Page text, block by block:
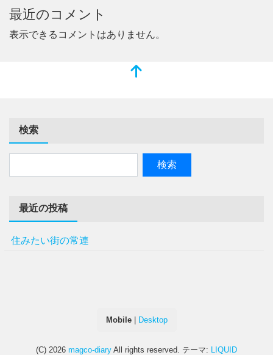
最近のコメント
表示できるコメントはありません。
検索
最近の投稿
住みたい街の常連
Mobile| Desktop
(C) 2026 magco-diary All rights reserved. テーマ: LIQUID